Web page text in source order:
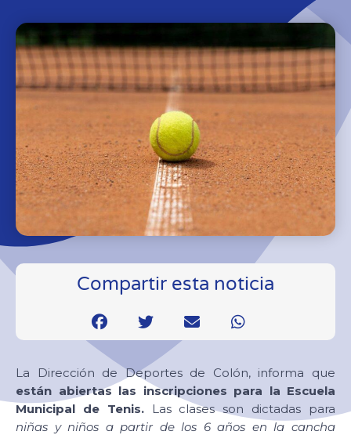
Compartir esta noticia
La Dirección de Deportes de Colón, informa que
están abiertas las inscripciones para la Escuela
Municipal de Tenis.Las clases son dictadas para
niñas y niños a partir de los 6 años en la cancha